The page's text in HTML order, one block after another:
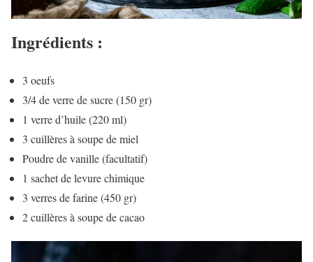
Ingrédients :
3 oeufs
3/4 de verre de sucre (150 gr)
1 verre d’huile (220 ml)
3 cuillères à soupe de miel
Poudre de vanille (facultatif)
1 sachet de levure chimique
3 verres de farine (450 gr)
2 cuillères à soupe de cacao